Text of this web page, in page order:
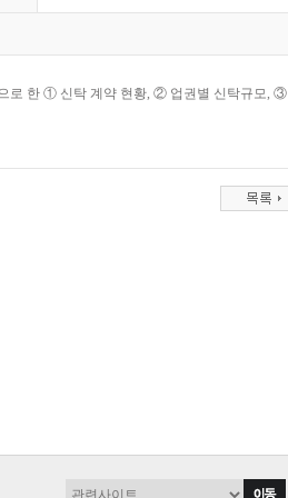
으로 한 ① 신탁 계약 현황, ② 업권별 신탁규모, ③